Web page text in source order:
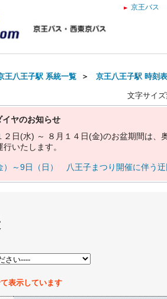
京王バス
王八王子駅 系統一覧 ＞ 京王八王子駅 時刻表
文字サイズ
イヤのお知らせ
２ 日(水) ～ ８ 月 １ ４ 日(金)のお盆期間は
行いた し ます。
）～9日（日） 八王子まつり開催に伴う迂
表示しています